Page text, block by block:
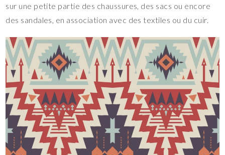
sur une petite partie des chaussures, des sacs ou encore
des sandales, en association avec des textiles ou du cuir.